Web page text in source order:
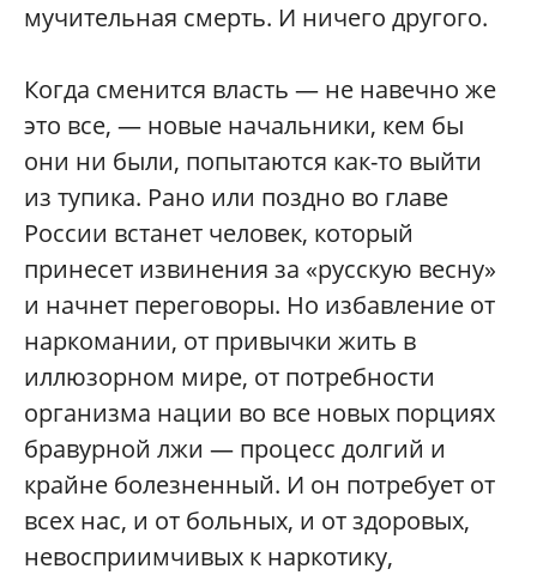
мучительная смерть. И ничего другого.
Когда сменится власть — не навечно же
это все, — новые начальники, кем бы
они ни были, попытаются как-то выйти
из тупика. Рано или поздно во главе
России встанет человек, который
принесет извинения за «русскую весну»
и начнет переговоры. Но избавление от
наркомании, от привычки жить в
иллюзорном мире, от потребности
организма нации во все новых порциях
бравурной лжи — процесс долгий и
крайне болезненный. И он потребует от
всех нас, и от больных, и от здоровых,
невосприимчивых к наркотику,